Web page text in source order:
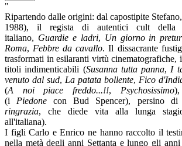
"
Ripartendo dalle origini: dal capostipite
1988), il regista di autentici cult della
italiano, Guardie e ladri, Un giorno in
Roma, Febbre da cavallo. Il dissacrante
trasformati in esilaranti virtù cinematografiche,
titoli indimenticabili (Susanna tutta panna, I
venuto dal sud, La patata bollente, Fico
(A noi piace freddo...!!, Psychosissimo
(i Piedone con Bud Spencer), persino
ringrazia, che diede vita alla lunga
all'italiana).
I figli Carlo e Enrico ne hanno raccolto il
nella metà degli anni Settanta e lungo gli